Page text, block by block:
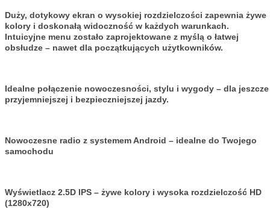
Duży, dotykowy ekran o wysokiej rozdzielczości zapewnia żywe
kolory i doskonałą widoczność w każdych warunkach.
Intuicyjne menu zostało zaprojektowane z myślą o łatwej
obsłudze – nawet dla początkujących użytkowników.
Idealne połączenie nowoczesności, stylu i wygody – dla jeszcze
przyjemniejszej i bezpieczniejszej jazdy.
Nowoczesne radio z systemem Android – idealne do Twojego
samochodu
Wyświetlacz 2.5D IPS – żywe kolory i wysoka rozdzielczość HD
(1280x720)